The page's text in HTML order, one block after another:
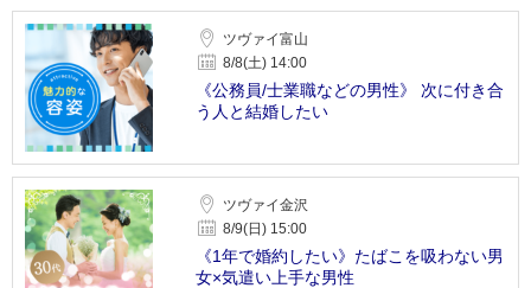
ツヴァイ富山
8/8(土) 14:00
《公務員/士業職などの男性》 次に付き合
う人と結婚したい
ツヴァイ金沢
8/9(日) 15:00
《1年で婚約したい》たばこを吸わない男
女×気遣い上手な男性